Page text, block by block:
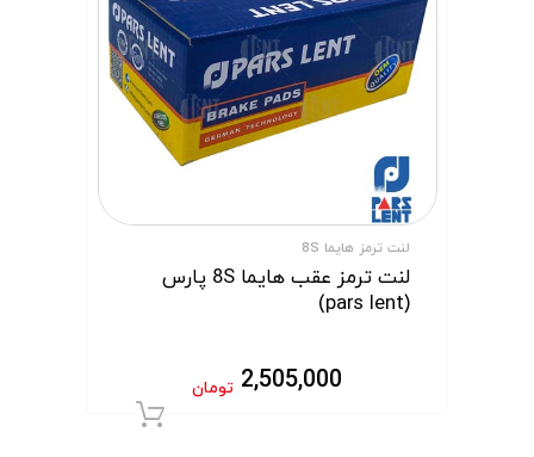
لنت ترمز هایما 8S
لنت ترمز عقب هایما 8S پارس
(pars lent)
2,505,000 تومان